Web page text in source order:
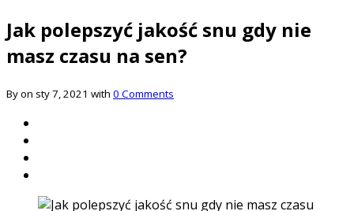
Jak polepszyć jakość snu gdy nie
masz czasu na sen?
By on sty 7, 2021 with 0 Comments